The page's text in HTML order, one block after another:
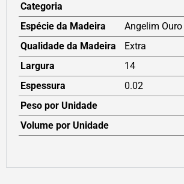
Categoria
Espécie da Madeira
Angelim Ouro
Qualidade da Madeira
Extra
Largura
14
Espessura
0.02
Peso por Unidade
Volume por Unidade